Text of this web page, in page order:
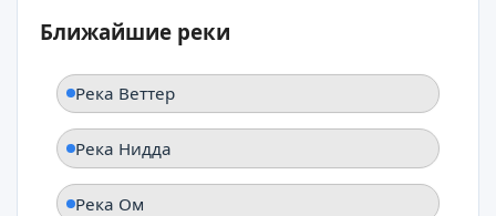
Ближайшие реки
Река Веттер
Река Нидда
Река Ом